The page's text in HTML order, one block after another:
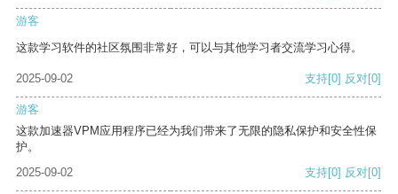
游客
这款学习软件的社区氛围非常好，可以与其他学习者交流学习心得。
2025-09-02 支持[0] 反对[0]
游客
这款加速器VPM应用程序已经为我们带来了无限的隐私保护和安全性保
护。
2025-09-02
支持[0] 反对[0]